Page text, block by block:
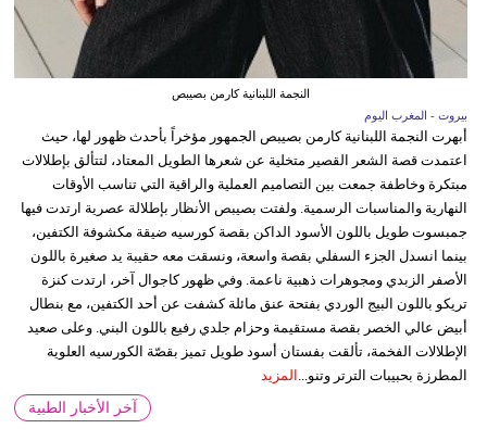
النجمة اللبنانية كارمن بصيبص
بيروت - المغرب اليوم
أبهرت النجمة اللبنانية كارمن بصيبص الجمهور مؤخراً بأحدث ظهور لها، حيث
اعتمدت قصة الشعر القصير متخلية عن شعرها الطويل المعتاد، لتتألق بإطلالات
مبتكرة وخاطفة جمعت بين التصاميم العملية والراقية التي تناسب الأوقات
النهارية والمناسبات الرسمية. ولفتت بصيبص الأنظار بإطلالة عصرية ارتدت فيها
جمبسوت طويل باللون الأسود الداكن بقصة كورسيه ضيقة مكشوفة الكتفين،
بينما انسدل الجزء السفلي بقصة واسعة، ونسقت معه حقيبة يد صغيرة باللون
الأصفر الزبدي ومجوهرات ذهبية ناعمة. وفي ظهور كاجوال آخر، ارتدت كنزة
تريكو باللون البيج الوردي بفتحة عنق مائلة كشفت عن أحد الكتفين، مع بنطال
أبيض عالي الخصر بقصة مستقيمة وحزام جلدي رفيع باللون البني. وعلى صعيد
الإطلالات الفخمة، تألقت بفستان أسود طويل تميز بقصّة الكورسيه العلوية
المطرزة بحبيبات الترتر وتنو...
المزيد
آخر الأخبار الطبية